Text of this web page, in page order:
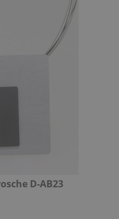
D-AB23